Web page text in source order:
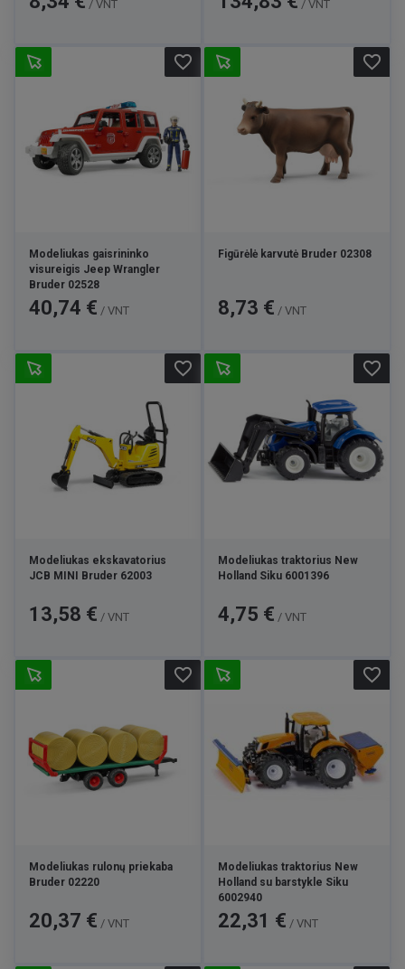
arba fizinėse „Lytagra“ parduotuvėse visoje Lietuvoje.
/ VNT / VNT
Modeliukas gaisrininko
visureigis Jeep Wrangler
Bruder 02528
Kaina
40,74 € / VNT
favorite_border
Figūrėlė karvutė Bruder 02308
Kaina
8,73 € / VNT
favorite_border
Modeliukas ekskavatorius
JCB MINI Bruder 62003
Kaina
13,58 € / VNT
favorite_border
Modeliukas traktorius New
Holland Siku 6001396
Kaina
4,75 € / VNT
favorite_border
Modeliukas rulonų priekaba
Bruder 02220
Kaina
20,37 € / VNT
favorite_border
Modeliukas traktorius New
Holland su barstykle Siku
6002940
Kaina
22,31 € / VNT
favorite_border